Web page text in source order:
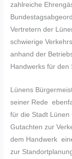
zahlreiche
Vertretern der
schwierige
anhand der
Handwerks für den
Lünens
seiner Rede
für die Stadt Lünen
Gutachten zur
dem Handwerk
zur